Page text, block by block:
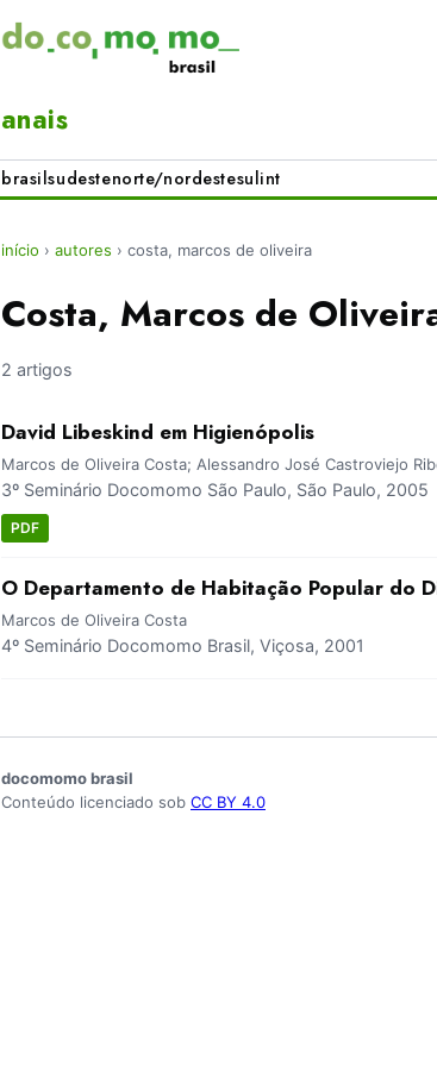
anais
brasilsudestenorte/nordestesulint
início › autores › costa, marcos de oliveira
Costa, Marcos de
2 artigos
David Libeskind em Higienópolis
Marcos de Oliveira Costa; Alessandro José Castroviejo
3º Seminário Docomomo São Paulo, São Paulo, 2005
PDF
O Departamento de Habitação Popular do
Marcos de Oliveira Costa
4º Seminário Docomomo Brasil, Viçosa, 2001
docomomo brasil
Conteúdo licenciado sob CC BY 4.0